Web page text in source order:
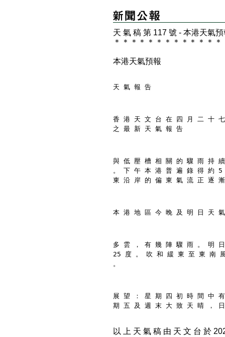
天 氣 稿 第 117 號 - 本港天氣
＊
＊ ＊ ＊ ＊ ＊ ＊ ＊ ＊ ＊ ＊ ＊ ＊
本港天氣預報
天 氣 報 告
香 港 天 文 台 在 四 月 二 十
之 最 新 天 氣 報 告
與 低 壓 槽 相 關 的 驟 雨 持
。 下 午 本 港 普 遍 錄 得 約
東 沿 岸 的 偏 東 氣 流 正 逐
本 港 地 區 今 晚 及 明 日 天
多 雲 ， 有 幾 陣 驟 雨 。 明
25 度 。 吹 和 緩 東 至 東 南
。
展 望 ： 星 期 四 初 時 間 中
期 五 及 週 末 大 致 天 晴 ，
以 上 天 氣 稿 由 天 文 台 於